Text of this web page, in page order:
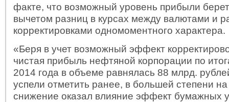
факте, что возможный уровень прибыли
вычетом разниц в курсах между валютами и
корректировками одномоментного характера.
«Беря в учет возможный эффект
чистая прибыль нефтяной корпорации по
2014 года в объеме равнялась 88 млрд.
успели отметить ранее, в большей степени
снижение оказал влияние эффект бумажных